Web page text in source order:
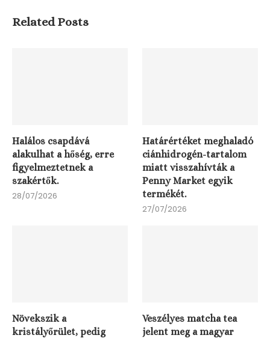
Related Posts
Halálos csapdává
alakulhat a hőség, erre
figyelmeztetnek a
szakértők.
28/07/2026
Határértéket meghaladó
ciánhidrogén-tartalom
miatt visszahívták a
Penny Market egyik
termékét.
27/07/2026
Növekszik a
kristályőrület, pedig
Veszélyes matcha tea
jelent meg a magyar